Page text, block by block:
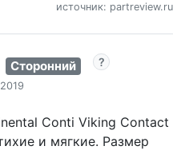
источник: partreview.ru
Сторонний
Conti Viking Contact
и мягкие. Размер